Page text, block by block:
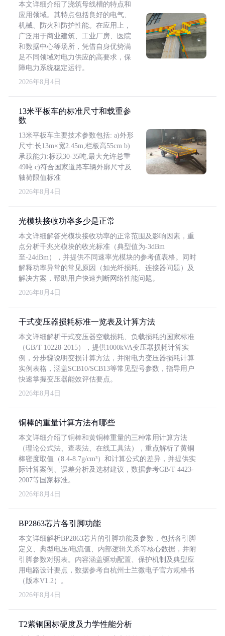
本文详细介绍了浇筑母线槽的特点和
应用领域。其特点包括良好的电气、
机械、防火和防护性能。在应用上，
广泛用于商业建筑、工业厂房、医院
和数据中心等场所，凭借自身优势满
足不同领域对电力供应的高要求，保
障电力系统稳定运行。
2026年8月4日
13米平板车的标准尺寸和载重参
数
13米平板车主要技术参数包括: a)外形
尺寸:长13m×宽2.45m,栏板高55cm b)
承载能力:标载30-35吨,最大允许总重
49吨 c)符合国家道路车辆外廓尺寸及
轴荷限值标准
2026年8月4日
光模块接收功率多少是正常
本文详细解答光模块接收功率的正常范围及影响因素，重
点分析千兆光模块的收光标准（典型值为-3dBm
至-24dBm），并提供不同速率光模块的参考值表格。同时
解释功率异常的常见原因（如光纤损耗、连接器问题）及
解决方案，帮助用户快速判断网络性能问题。
2026年8月4日
干式变压器损耗标准一览表及计算方法
本文详细解析干式变压器空载损耗、负载损耗的国家标准
（GB/T 10228-2015），提供1000kVA变压器损耗计算实
例，分步骤说明变损计算方法，并附电力变压器损耗计算
实例表格，涵盖SCB10/SCB13等常见型号参数，指导用户
快速掌握变压器能效评估要点。
2026年8月4日
铜棒的重量计算方法有哪些
本文详细介绍了铜棒和黄铜棒重量的三种常用计算方法
（理论公式法、查表法、在线工具法），重点解析了黄铜
棒密度取值（8.4-8.7g/cm³）和计算公式的差异，并提供实
际计算案例、误差分析及选材建议，数据参考GB/T 4423-
2007等国家标准。
2026年8月4日
BP2863芯片各引脚功能
本文详细解析BP2863芯片的引脚功能及参数，包括各引脚
定义、典型电压/电流值、内部逻辑关系等核心数据，并附
引脚参数对照表。内容涵盖驱动配置、保护机制及典型应
用电路设计要点，数据参考自杭州士兰微电子官方规格书
（版本V1.2）。
2026年8月4日
T2紫铜国标硬度及力学性能分析